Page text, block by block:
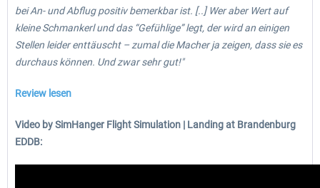
bei An- und Abflug positiv bemerkbar ist. [..] Wer aber Wert auf
kleine Schmankerl und das “Gefühlige” legt, der wird an einigen
Stellen leider enttäuscht – zumal die Macher ja zeigen, dass sie es
durchaus können. Und zwar sehr gut!"
Review lesen
Video by SimHanger Flight Simulation | Landing at Brandenburg
EDDB: